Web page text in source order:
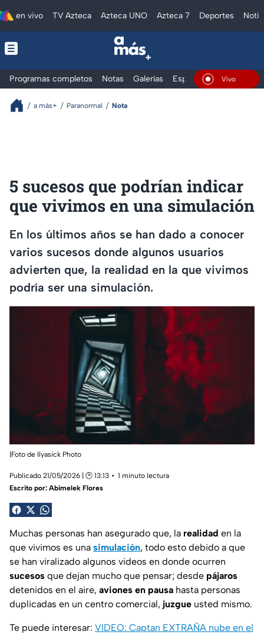
en vivo TV Azteca Azteca UNO Azteca 7 Deportes
Programas completos Notas Galerías EspecialesEn Vivo
a más+ Paranormal Nota
5 sucesos que podrían indicar
que vivimos en una simulación
En los últimos años se han dado a conocer
varios sucesos donde algunos usuarios
advierten que, la realidad en la que vivimos
podría ser una simulación.
|Foto de Ilyasick Photo
Publicado 21/05/2026 | 🕑 13:13
1 minuto lectura
Escrito por: Abimelek Flores
Muchas personas han asegurado que, la realidad en la
que vivimos es una simulación, todo esto debido a que
se han viralizado algunos videos en donde ocurren
sucesos que dejan mucho que pensar; desde pájaros
detenidos en el aire, aviones en pausa hasta personas
duplicadas en un centro comercial, juzgue usted mismo.
Te puede interesar: VIDEO: Captan EXTRAÑA nube en el